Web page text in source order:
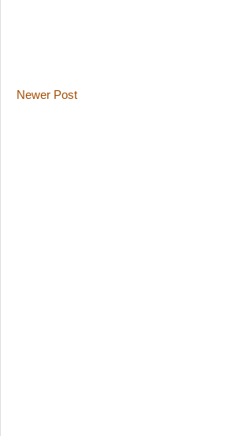
Newer Post